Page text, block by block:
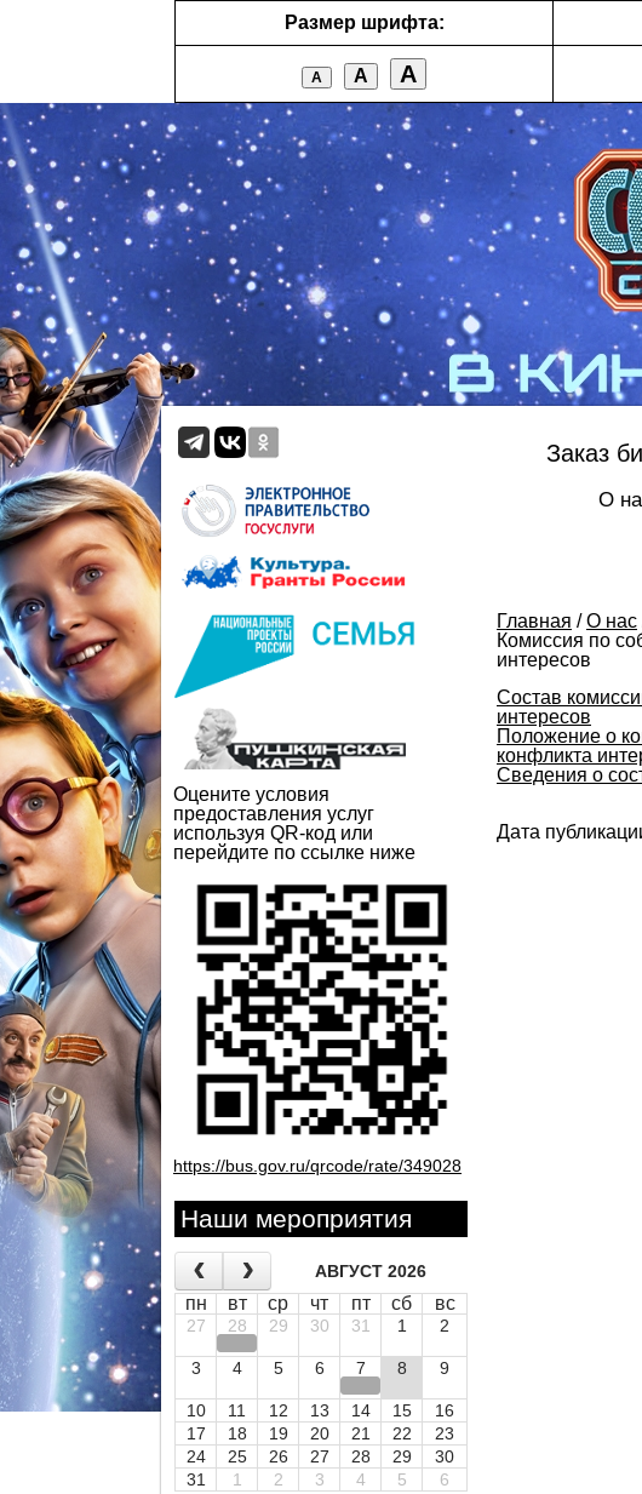
Размер шрифта:
А А А
Оцените условия
предоставления услуг
используя QR-код или
перейдите по ссылке ниже
https://bus.gov.ru/qrcode/rate/349028
Наши мероприятия
АВГУСТ 2026
пн вт ср чт пт сб вс
27 28 29 30 31 1 2
3 4 5 6 7 8 9
10 11 12 13 14 15
16
17
18 19 20 21 22
23
24
25 26 27 28 29
30
31
1 2 3 4 5 6
Заказ
О
Главная / О нас
Комиссия по
интересов
Состав
интересов
Положение о
конфликта
Сведения о
Дата